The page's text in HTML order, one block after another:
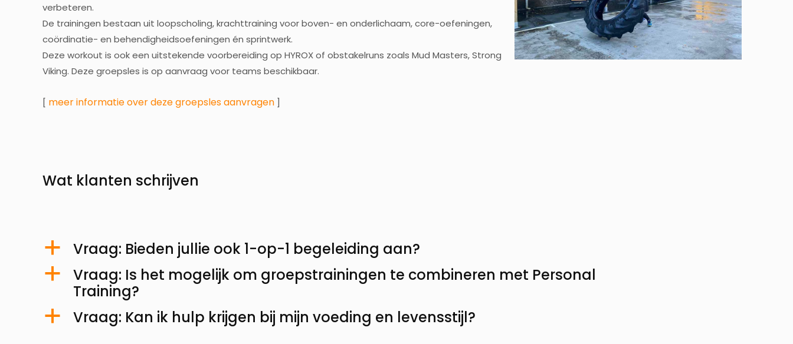
verbeteren.
De trainingen bestaan uit loopscholing, krachttraining voor boven- en onderlichaam, core-oefeningen,
coördinatie- en behendigheidsoefeningen én sprintwerk.
Deze workout is ook een uitstekende voorbereiding op HYROX of obstakelruns zoals Mud Masters, Strong
Viking. Deze groepsles is op aanvraag voor teams beschikbaar.
[ meer informatie over deze groepsles aanvragen ]
Wat klanten schrijven
a Vraag: Bieden jullie ook 1-op-1 begeleiding aan?
a
Vraag: Is het mogelijk om groepstrainingen te combineren met Personal
Training?
a Vraag: Kan ik hulp krijgen bij mijn voeding en levensstijl?